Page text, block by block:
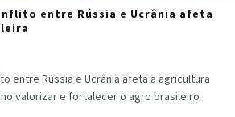
entre Rússia e Ucrânia afeta
entre Rússia e Ucrânia afeta a agricultura
valorizar e fortalecer o agro brasileiro